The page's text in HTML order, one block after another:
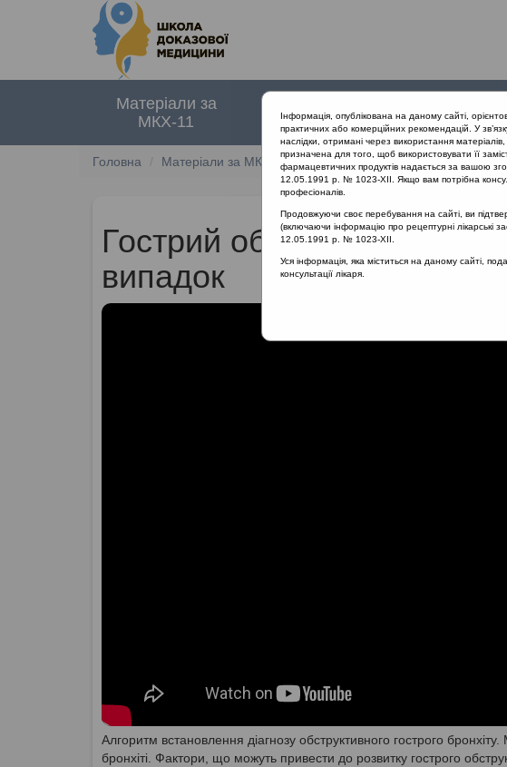
Матеріали за
МКХ-11
документи
заходи
Головна Матеріали за МКХ-11 12 Хвороби органів дихання
Гострий обструктивний
випадок
Алгоритм встановлення діагнозу обструктивного гострого
бронхіті. Фактори, що можуть привести до розвитку гострого
Інформація, опублікована на даному сайті,
практичних або комерційних рекомендацій. У
наслідки, отримані через використання
призначена для того, щоб використовувати її
фармацевтичних продуктів надається за вашою
12.05.1991 р. № 1023-XII. Якщо вам потрібна
професіоналів.
Продовжуючи своє перебування на сайті, ви
(включаючи інформацію про рецептурні лікарські
12.05.1991 р. № 1023-XII.
Уся інформація, яка міститься на даному сайті,
консультації лікаря.